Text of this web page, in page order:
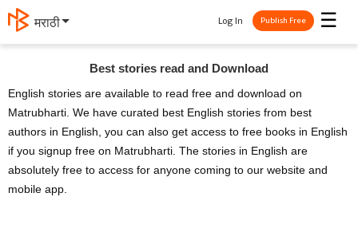
தமிழ் ☰
Log In Publish Free
Best stories read and Download
English stories are available to read free and download on
Matrubharti. We have curated best English stories from best
authors in English, you can also get access to free books in English
if you signup free on Matrubharti. The stories in English are
absolutely free to access for anyone coming to our website and
mobile app.